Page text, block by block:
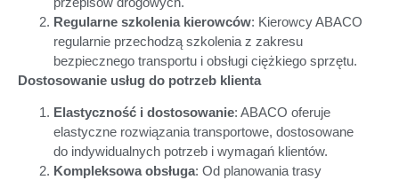
Regularne szkolenia kierowców: Kierowcy ABACO
regularnie przechodzą szkolenia z zakresu
bezpiecznego transportu i obsługi ciężkiego sprzętu.
Dostosowanie usług do potrzeb klienta
Elastyczność i dostosowanie: ABACO oferuje
elastyczne rozwiązania transportowe, dostosowane
do indywidualnych potrzeb i wymagań klientów.
Kompleksowa obsługa: Od planowania trasy